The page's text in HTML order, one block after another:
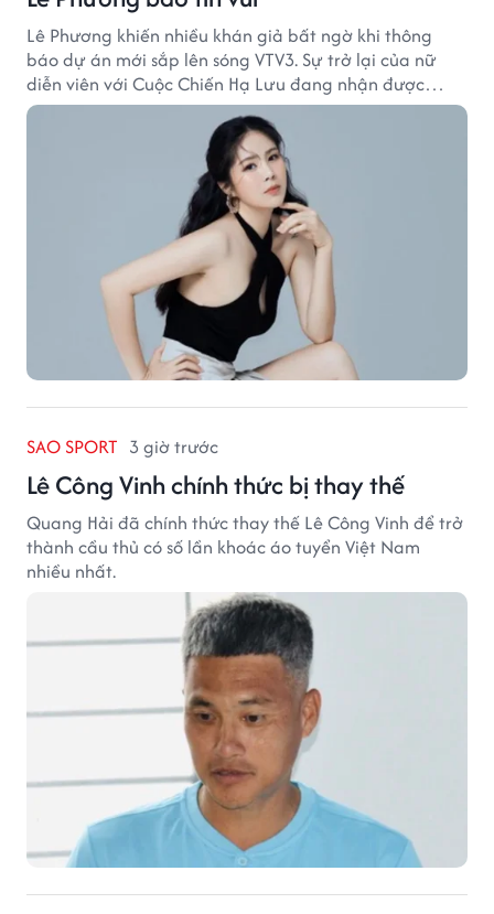
Lê Phương khiến nhiều khán giả bất ngờ khi thông
báo dự án mới sắp lên sóng VTV3. Sự trở lại của nữ
diễn viên với Cuộc Chiến Hạ Lưu đang nhận được
nhiều sự quan tâm.
SAO SPORT 3 giờ trước
Lê Công Vinh chính thức bị thay thế
Quang Hải đã chính thức thay thế Lê Công Vinh để trở
thành cầu thủ có số lần khoác áo tuyển Việt Nam
nhiều nhất.